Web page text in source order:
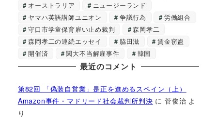
オーストラリア
ニュージーランド
ヤマハ英語講師ユニオン
争議行為
労働組合
守口市学童保育雇い止め裁判
森岡孝二
森岡孝二の連続エッセイ
脇田滋
賃金窃盗
開催済
関大不当解雇事件 韓国
最近のコメント
第82回 「偽装自営業」是正を進めるスペイン（上）
Amazon事件・マドリード社会裁判所判決 に菅俊治 よ
り